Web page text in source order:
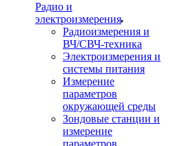
Радио и
электроизмерения
Радиоизмерения и
ВЧ/СВЧ-техника
Электроизмерения и
системы питания
Измерение
параметров
окружающей среды
Зондовые станции и
измерение
параметров